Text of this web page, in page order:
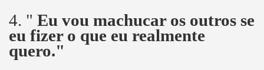
4. " Eu vou machucar os outros se
eu fizer o que eu realmente
quero."